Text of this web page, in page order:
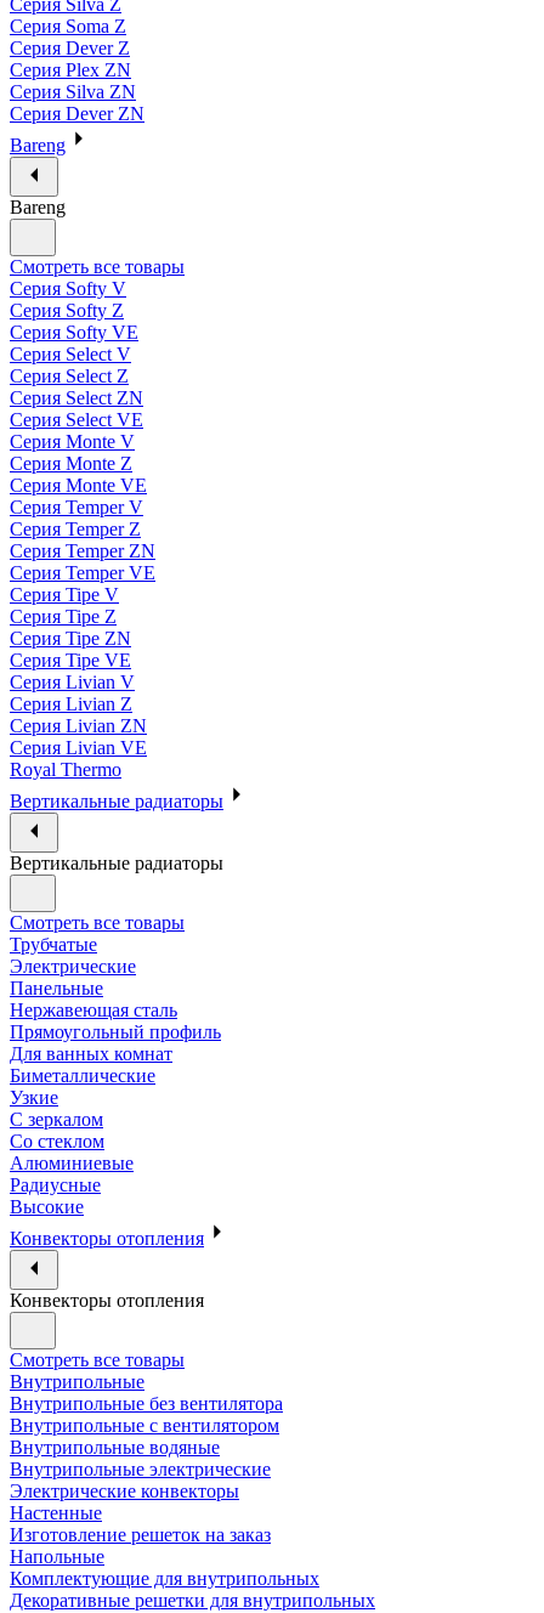
Серия Silva Z
Серия Soma Z
Серия Dever Z
Серия Plex ZN
Серия Silva ZN
Серия Dever ZN
Bareng
Bareng
Смотреть все товары
Серия Softy V
Серия Softy Z
Серия Softy VE
Серия Select V
Серия Select Z
Серия Select ZN
Серия Select VE
Серия Monte V
Серия Monte Z
Серия Monte VE
Серия Temper V
Серия Temper Z
Серия Temper ZN
Серия Temper VE
Серия Tipe V
Серия Tipe Z
Серия Tipe ZN
Серия Tipe VE
Серия Livian V
Серия Livian Z
Серия Livian ZN
Серия Livian VE
Royal Thermo
Вертикальные радиаторы
Вертикальные радиаторы
Смотреть все товары
Трубчатые
Электрические
Панельные
Нержавеющая сталь
Прямоугольный профиль
Для ванных комнат
Биметаллические
Узкие
С зеркалом
Со стеклом
Алюминиевые
Радиусные
Высокие
Конвекторы отопления
Конвекторы отопления
Смотреть все товары
Внутрипольные
Внутрипольные без вентилятора
Внутрипольные с вентилятором
Внутрипольные водяные
Внутрипольные электрические
Электрические конвекторы
Настенные
Изготовление решеток на заказ
Напольные
Комплектующие для внутрипольных
Декоративные решетки для внутрипольных